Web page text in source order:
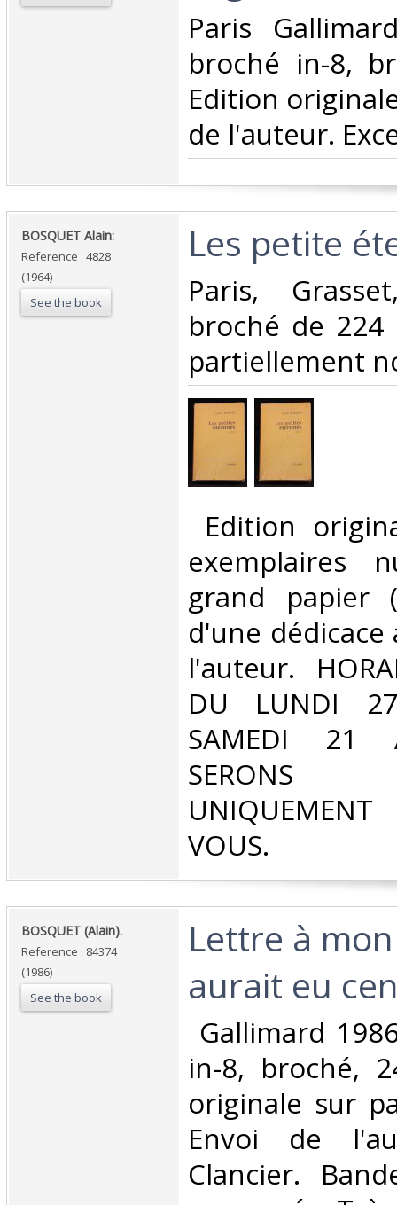
‎Paris
broché in-8,
Edition
de l'auteur.
‎BOSQUET Alain:‎
Reference : 4828
(1964)
See the book
‎Les petite
‎Paris,
broché de
partiellement
Edition
exemplaires
grand papier
d'une
l'auteur.
DU LUNDI
SAMEDI 21
SERONS
UNIQUEMENT
VOUS.‎
‎BOSQUET (Alain).‎
Reference : 84374
(1986)
See the book
‎Lettre à
aurait eu
Gallimard
in-8, broché,
originale sur
Envoi de
Clancier.